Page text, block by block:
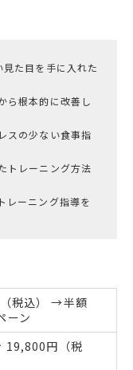
た目を手に入れた
ら根本的に改善し
スの少ない食事指
トレーニング方法
レーニング指導を
税込） →半額
ーン
19,800円（税